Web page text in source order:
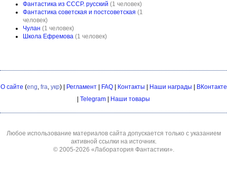
Фантастика из СССР. русский (1 человек)
Фантастика советская и постсоветская (1
человек)
Чулан (1 человек)
Школа Ефремова (1 человек)
О сайте (eng, fra, укр) | Регламент| FAQ| Контакты Наши награды
ВКонтакте
Telegram Наши товары
Любое использование материалов сайта допускается только с указанием
активной ссылки на источник.
© 2005-2026 «Лаборатория Фантастики».